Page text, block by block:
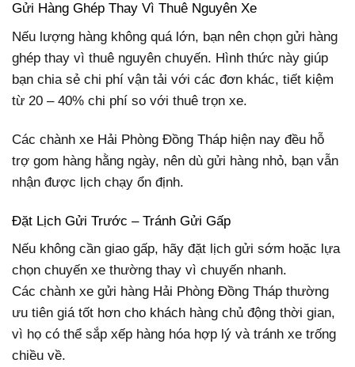
Gửi Hàng Ghép Thay Vì Thuê Nguyên Xe
Nếu lượng hàng không quá lớn, bạn nên chọn gửi hàng
ghép thay vì thuê nguyên chuyến. Hình thức này giúp
bạn chia sẻ chi phí vận tải với các đơn khác, tiết kiệm
từ 20 – 40% chi phí so với thuê trọn xe.
Các chành xe Hải Phòng Đồng Tháp hiện nay đều hỗ
trợ gom hàng hằng ngày, nên dù gửi hàng nhỏ, bạn vẫn
nhận được lịch chạy ổn định.
Đặt Lịch Gửi Trước – Tránh Gửi Gấp
Nếu không cần giao gấp, hãy đặt lịch gửi sớm hoặc lựa
chọn chuyến xe thường thay vì chuyến nhanh.
Các chành xe gửi hàng Hải Phòng Đồng Tháp thường
ưu tiên giá tốt hơn cho khách hàng chủ động thời gian,
vì họ có thể sắp xếp hàng hóa hợp lý và tránh xe trống
chiều về.